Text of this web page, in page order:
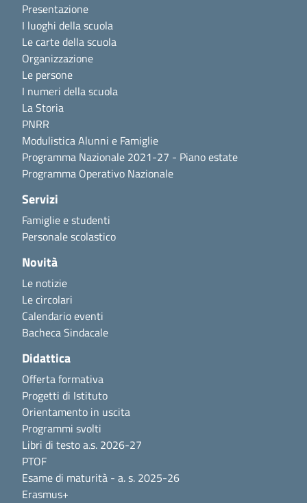
Presentazione
I luoghi della scuola
Le carte della scuola
Organizzazione
Le persone
I numeri della scuola
La Storia
PNRR
Modulistica Alunni e Famiglie
Programma Nazionale 2021-27 - Piano estate
Programma Operativo Nazionale
Servizi
Famiglie e studenti
Personale scolastico
Novità
Le notizie
Le circolari
Calendario eventi
Bacheca Sindacale
Didattica
Offerta formativa
Progetti di Istituto
Orientamento in uscita
Programmi svolti
Libri di testo a.s. 2026-27
PTOF
Esame di maturità - a. s. 2025-26
Erasmus+